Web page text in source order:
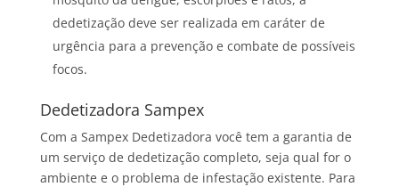
dedetização deve ser realizada em caráter de
urgência para a prevenção e combate de possíveis
focos.
Dedetizadora Sampex
Com a Sampex Dedetizadora você tem a garantia de
um serviço de dedetização completo, seja qual for o
ambiente e o problema de infestação existente. Para